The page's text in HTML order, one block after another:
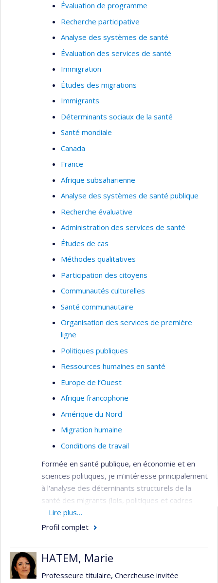
Évaluation de programme
Recherche participative
Analyse des systèmes de santé
Évaluation des services de santé
Immigration
Études des migrations
Immigrants
Déterminants sociaux de la santé
Santé mondiale
Canada
France
Afrique subsaharienne
Analyse des systèmes de santé publique
Recherche évaluative
Administration des services de santé
Études de cas
Méthodes qualitatives
Participation des citoyens
Communautés culturelles
Santé communautaire
Organisation des services de première
ligne
Politiques publiques
Ressources humaines en santé
Europe de l’Ouest
Afrique francophone
Amérique du Nord
Migration humaine
Conditions de travail
Formée en santé publique, en économie et en
sciences politiques, je m'intéresse principalement
à l'analyse des déterninants structurels de la
santé des migrants (lois, politiques et cadres
réglementaires, normes) qui façonnent les
déterminants intermédiaires de la santé
soins et services des personnes au statut
Lire plus…
Profil complet
HATEM, Marie
Professeure titulaire, Chercheuse invitée